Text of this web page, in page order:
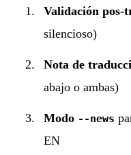
Validación pos-
silencioso)
Nota de
abajo o ambas)
Modo --news
EN